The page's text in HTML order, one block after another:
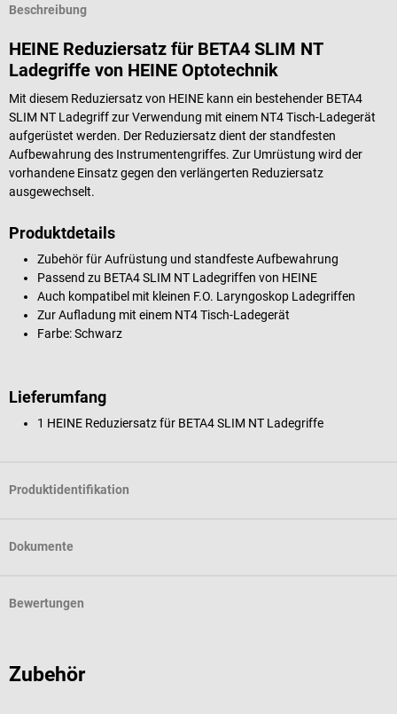
Beschreibung
HEINE Reduziersatz für BETA4 SLIM NT
Ladegriffe von HEINE Optotechnik
Mit diesem Reduziersatz von HEINE kann ein bestehender BETA4
SLIM NT Ladegriff zur Verwendung mit einem NT4 Tisch-Ladegerät
aufgerüstet werden. Der Reduziersatz dient der standfesten
Aufbewahrung des Instrumentengriffes. Zur Umrüstung wird der
vorhandene Einsatz gegen den verlängerten Reduziersatz
ausgewechselt.
Produktdetails
Zubehör für Aufrüstung und standfeste Aufbewahrung
Passend zu BETA4 SLIM NT Ladegriffen von HEINE
Auch kompatibel mit kleinen F.O. Laryngoskop Ladegriffen
Zur Aufladung mit einem NT4 Tisch-Ladegerät
Farbe: Schwarz
Lieferumfang
1 HEINE Reduziersatz für BETA4 SLIM NT Ladegriffe
Produktidentifikation
Dokumente
Bewertungen
Zubehör